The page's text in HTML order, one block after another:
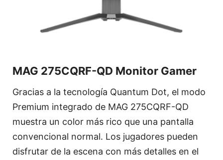
MAG 275CQRF-QD Monitor Gamer
Gracias a la tecnología Quantum Dot, el modo
Premium integrado de MAG 275CQRF-QD
muestra un color más rico que una pantalla
convencional normal. Los jugadores pueden
disfrutar de la escena con más detalles en el